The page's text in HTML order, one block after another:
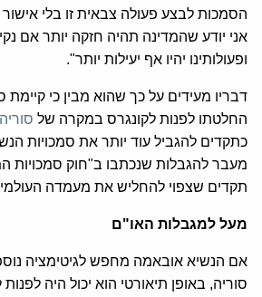
הסמכות לבצע פעולה צבאית זו בלי
אני יודע שהמדינה תהיה חזקה יותר אם
ופעולותינו יהיו אף יעילות יותר".
דבריו מעידים על כך שהוא מבין כי
החלטתו לפנות לקונגרס במקרה של סוריה
כתקדים להגביל עוד יותר את סמכויות
מעבר להגבלות שנכתבו ב"חוק סמכויות
תקדים שצפוי להחליש את מעמדה
מעל למגבלות האו"ם
אם הנשיא אובאמה מחפש לגיטימציה
סוריה, באופן תיאורטי הוא יכול היה